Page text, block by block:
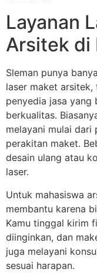
Layanan
Arsitek di
Sleman punya
laser maket
penyedia jasa yang
berkualitas.
melayani mulai dari
perakitan maket.
desain ulang atau
laser.
Untuk mahasiswa
membantu karena
Kamu tinggal kirim
diinginkan, dan
juga melayani
sesuai harapan.